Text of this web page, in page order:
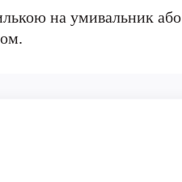
на умивальник або